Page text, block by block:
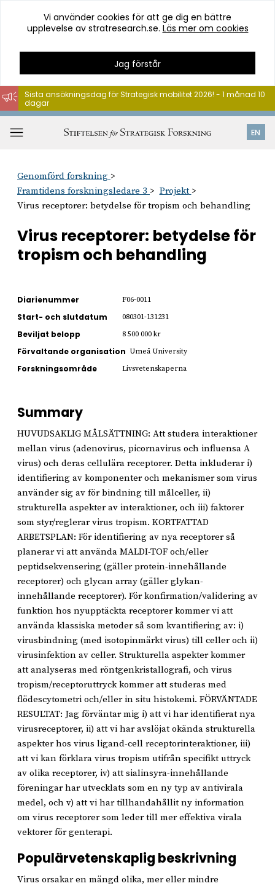
Hoppa
till
innehåll
Vi använder cookies för att ge dig en bättre
upplevelse av stratresearch.se. Läs mer om cookies
Jag förstår
EN
Sista ansökningsdag för Strategisk mobilitet 2026! - 1 månad 10
dagar
Genomförd forskning
Framtidens forskningsledare 3
Projekt
Virus receptorer: betydelse för tropism och behandling
Virus receptorer: betydelse för
tropism och behandling
Diarienummer F06-0011
Start- och slutdatum 080301-131231
Beviljat belopp 8 500 000 kr
Förvaltande organisation Umeå University
Forskningsområde Livsvetenskaperna
Summary
HUVUDSAKLIG MÅLSÄTTNING: Att studera interaktioner
mellan virus (adenovirus, picornavirus och influensa A
virus) och deras cellulära receptorer. Detta inkluderar i)
identifiering av komponenter och mekanismer som virus
använder sig av för bindning till målceller, ii)
strukturella aspekter av interaktioner, och iii) faktorer
som styr/reglerar virus tropism. KORTFATTAD
ARBETSPLAN: För identifiering av nya receptorer så
planerar vi att använda MALDI-TOF och/eller
peptidsekvensering (gäller protein-innehållande
receptorer) och glycan array (gäller glykan-
innehållande receptorer). För konfirmation/validering av
funktion hos nyupptäckta receptorer kommer vi att
använda klassiska metoder så som kvantifiering av: i)
virusbindning (med isotopinmärkt virus) till celler och ii)
virusinfektion av celler. Strukturella aspekter kommer
att analyseras med röntgenkristallografi, och virus
tropism/receptoruttryck kommer att studeras med
flödescytometri och/eller in situ histokemi. FÖRVÄNTADE
RESULTAT: Jag förväntar mig i) att vi har identifierat nya
virusreceptorer, ii) att vi har avslöjat okända strukturella
aspekter hos virus ligand-cell receptorinteraktioner, iii)
att vi kan förklara virus tropism utifrån specifikt uttryck
av olika receptorer, iv) att sialinsyra-innehållande
föreningar har utvecklats som en ny typ av antivirala
medel, och v) att vi har tillhandahållit ny information
om virus receptorer som leder till mer effektiva virala
vektorer för genterapi.
Populärvetenskaplig beskrivning
Virus orsakar en mängd olika, mer eller mindre